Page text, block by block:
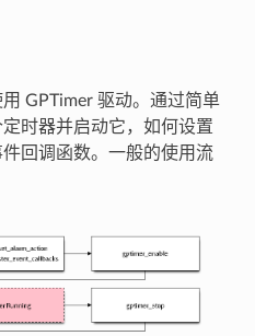
GPTimer 驱动。通过简单
时器并启动它，如何设置
回调函数。一般的使用流